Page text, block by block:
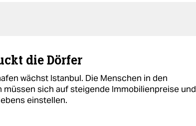
die Dörfer
wächst Istanbul. Die Menschen in den
müssen sich auf steigende Immobilienpreise und
einstellen.